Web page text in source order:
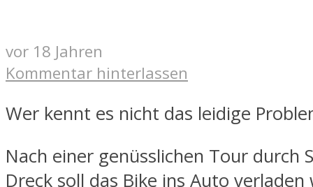
vor 18 Jahren
Kommentar hinterlassen
Wer kennt es nicht das leidige
Nach einer genüsslichen Tour durch
Dreck soll das Bike ins Auto verladen